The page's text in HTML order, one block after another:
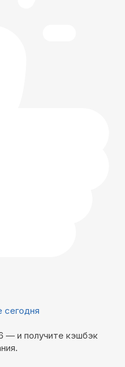
сегодня
— и получите кэшбэк